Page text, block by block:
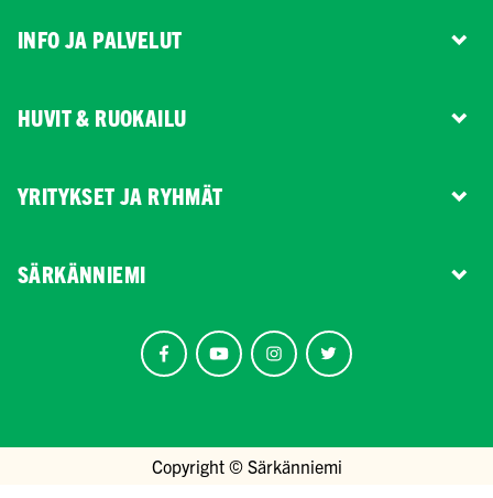
INFO JA PALVELUT
HUVIT & RUOKAILU
YRITYKSET JA RYHMÄT
SÄRKÄNNIEMI
Copyright © Särkänniemi